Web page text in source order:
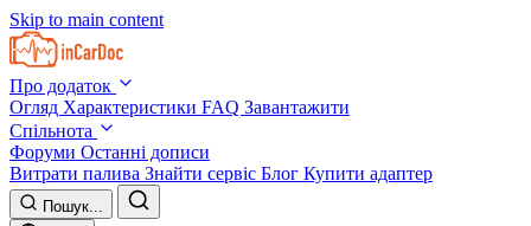
Skip to main content
Про додаток
Огляд Характеристики FAQ Завантажити
Спільнота
Форуми Останні дописи
Витрати палива Знайти сервіс Блог Купити адаптер
Пошук...